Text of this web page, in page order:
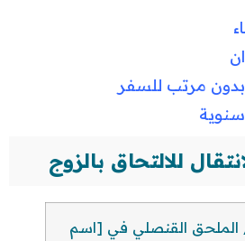
مرتب للسفر
للالتحاق بالزوج
/ الملحق القنصلي في [اسم